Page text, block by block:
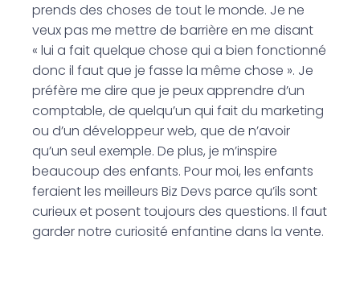
prends des choses de tout le monde. Je ne
veux pas me mettre de barrière en me disant
« lui a fait quelque chose qui a bien fonctionné
donc il faut que je fasse la même chose ». Je
préfère me dire que je peux apprendre d’un
comptable, de quelqu’un qui fait du marketing
ou d’un développeur web, que de n’avoir
qu’un seul exemple. De plus, je m’inspire
beaucoup des enfants. Pour moi, les enfants
feraient les meilleurs Biz Devs parce qu’ils sont
curieux et posent toujours des questions. Il faut
garder notre curiosité enfantine dans la vente.